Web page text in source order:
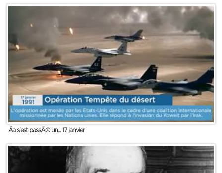
Ãa s'est passÃ© un... 17 janvier